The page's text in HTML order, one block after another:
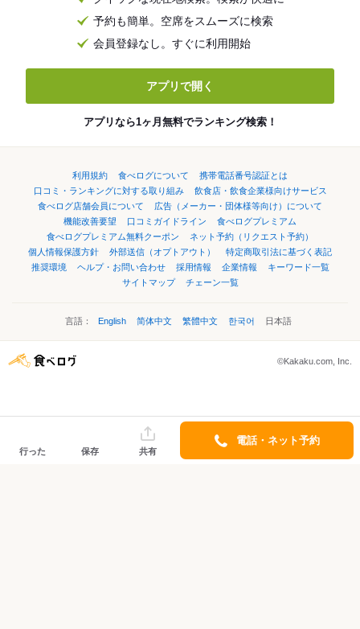
予約も簡単。空席をスムーズに検索
会員登録なし。すぐに利用開始
アプリで開く
アプリなら1ヶ月無料でランキング検索！
利用規約 食べログについて
携帯電話番号認証とは
口コミ・ランキングに対する取り組み
飲食店・飲食企業様向けサービス
食べログ店舗会員について
広告（メーカー・団体様等向け）について
機能改善要望
口コミガイドライン
食べログプレミアム
食べログプレミアム無料クーポン
ネット予約（リクエスト予約）
個人情報保護方針
外部送信（オプトアウト）
特定商取引法に基づく表記
推奨環境
ヘルプ・お問い合わせ 採用情報 企業情報
キーワード一覧
サイトマップ
チェーン一覧
言語： English 简体中文 繁體中文 한국어 日本語
©Kakaku.com, Inc.
行った 保存 共有
電話・ネット予約